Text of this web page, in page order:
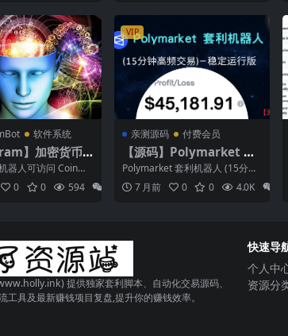
软件系统
】加密货币
Bot
器人可访问 CoinMa
和 Bina...
0 0 594
VIP
亲测源码 付费会员
【源码】Polymarket 套
利机器人 (15分钟高频交
易) — 稳定运行版｜更新5
种策略
Polymarket 套利机器人 (15分钟
高频交易) — 稳定运行版【源码】
... 7 月前 0 0 4.0K
提供独家套利脚本、自动化交易源码、
工具及最新赚钱项目复盘,提升你的赚钱效率。
快速导
个人中
资源分